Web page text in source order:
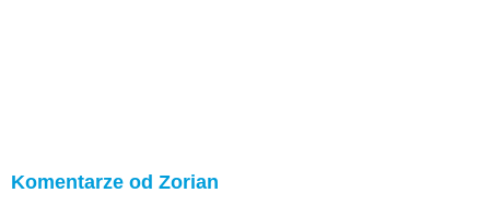
Komentarze od Zorian